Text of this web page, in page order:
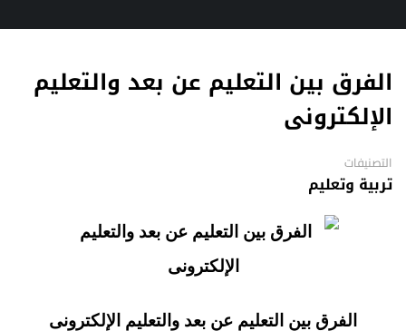
الفرق بين التعليم عن بعد والتعليم
الإلكترونى
التصنيفات
تربية وتعليم
الفرق بين التعليم عن بعد والتعليم الإلكترونى